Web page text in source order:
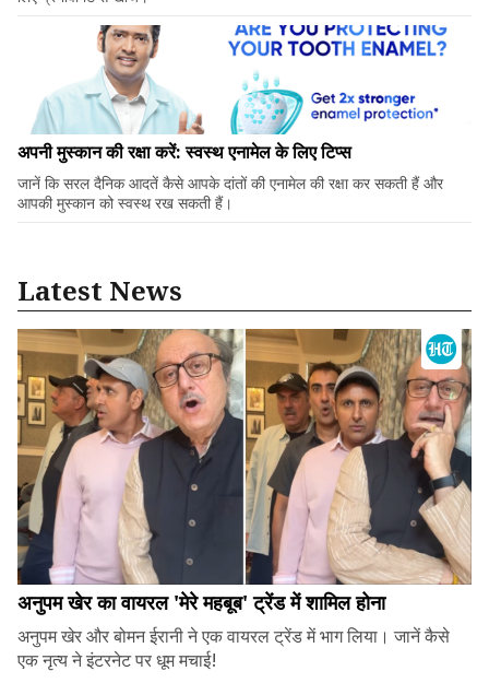
अपनी मुस्कान की रक्षा करें: स्वस्थ एनामेल के लिए टिप्स
जानें कि सरल दैनिक आदतें कैसे आपके दांतों की एनामेल की रक्षा कर सकती हैं और
आपकी मुस्कान को स्वस्थ रख सकती हैं।
Latest News
अनुपम खेर का वायरल 'मेरे महबूब' ट्रेंड में शामिल होना
अनुपम खेर और बोमन ईरानी ने एक वायरल ट्रेंड में भाग लिया। जानें कैसे
एक नृत्य ने इंटरनेट पर धूम मचाई!